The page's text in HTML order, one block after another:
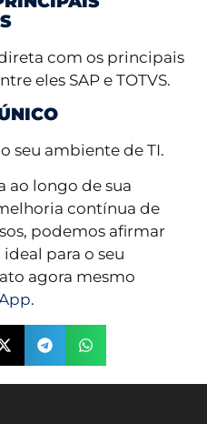
com os principais
eles SAP e TOTVS.
seu ambiente de TI.
ao longo de sua
contínua de
podemos afirmar
para o seu
agora mesmo
.